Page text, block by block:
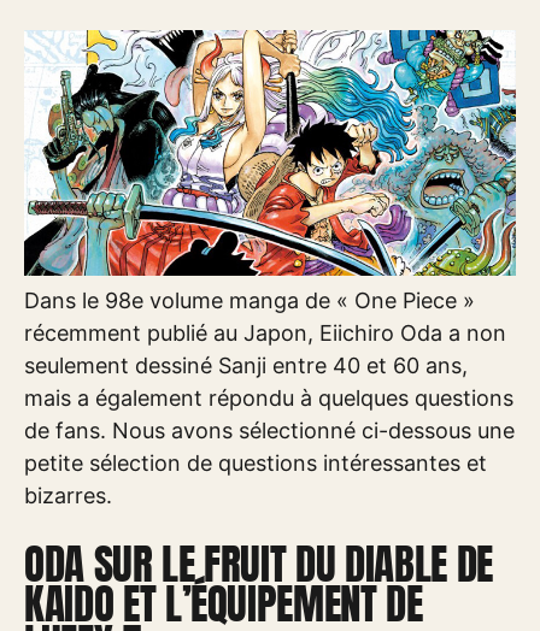
Dans le 98e volume manga de « One Piece »
récemment publié au Japon, Eiichiro Oda a non
seulement dessiné Sanji entre 40 et 60 ans,
mais a également répondu à quelques questions
de fans. Nous avons sélectionné ci-dessous une
petite sélection de questions intéressantes et
bizarres.
ODA SUR LE FRUIT DU DIABLE DE
KAIDO ET L’ÉQUIPEMENT DE